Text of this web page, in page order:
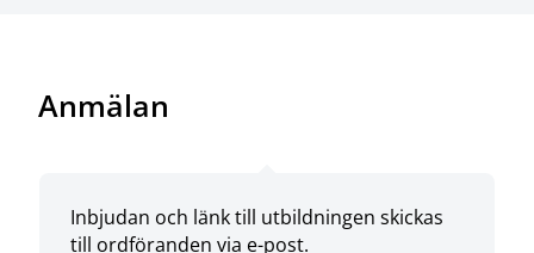
Anmälan
Inbjudan och länk till utbildningen skickas
till ordföranden via e-post.